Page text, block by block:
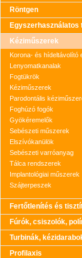
Röntgen
Egyszerhasználatos
Kéziműszerek
Korona- és hídeltávolító
Lenyomatkanalak
Fogtükrök
Kéziműszerek
Parodontális
Foghúzó fogók
Gyökéremelők
Sebészeti műszerek
Elszívókanülök
Sebészeti varróanyag
Tálca rendszerek
Implantológiai műszerek
Szájterpeszek
Fertőtlenítés és
Fúrók, csiszolók,
Turbinák,
Profilaxis